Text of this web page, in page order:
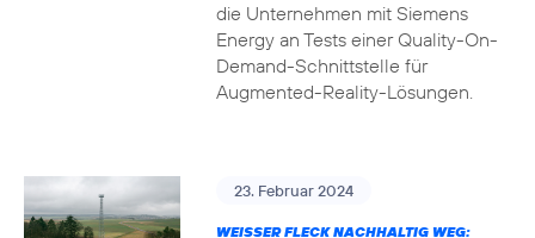
die Unternehmen mit Siemens
Energy an Tests einer Quality-On-
Demand-Schnittstelle für
Augmented-Reality-Lösungen.
23. Februar 2024
WEISSER FLECK NACHHALTIG WEG: